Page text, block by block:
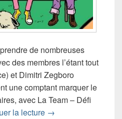
de nombreuses
des membres l’étant tout
et Dimitri Zegboro
une comptant marquer le
avec La Team – Défi
la lecture Chronique roman
→